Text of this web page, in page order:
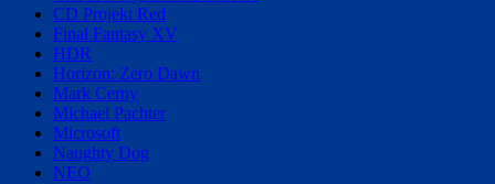
CD Projekt Red
Final Fantasy XV
HDR
Horizon: Zero Dawn
Mark Cerny
Michael Pachter
Microsoft
Naughty Dog
NEO